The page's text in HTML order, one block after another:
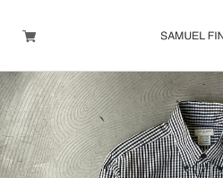
Men's
Maison Martin